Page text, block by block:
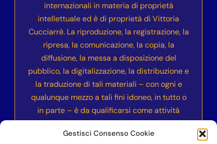
Gestisci Consenso Cookie
internazionali in materia di proprietà
intellettuale ed è di proprietà di Vittoria
Cucciarrè. La riproduzione, la registrazione, la
ripresa, la comunicazione, la copia, la
diffusione, la messa a disposizione del
pubblico, la digitalizzazione, la distribuzione e
la traduzione di tali materiali – con ogni e
qualunque mezzo a tali fini idoneo, in tutto o
in parte – è da qualificarsi come attività
illecita e sarà sanzionata civilmente e
penalmente secondo le normative vigenti